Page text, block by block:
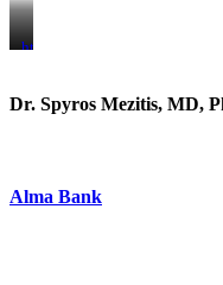
https://
https://
Dr. Spyros Mezitis, MD,
Alma Bank